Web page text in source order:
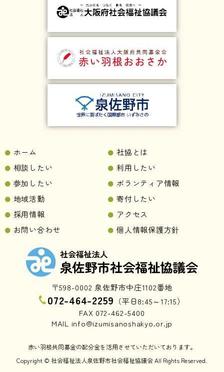
〒598-0002 泉佐野市中庄1102番地
072-464-2259 （平日8:45～17:15）
FAX 072-462-5400
MAIL info@izumisanoshakyo.or.jp
ホーム
社協とは
相談したい
利用したい
参加したい
ボランティア情報
地域活動
寄付したい
採用情報
アクセス
お問い合わせ
個人情報保護方針
赤い羽根共同募金の配分金を活用させていただいております。
Copyright © 社会福祉法人泉佐野市社会福祉協議会 All Rights Reserved.